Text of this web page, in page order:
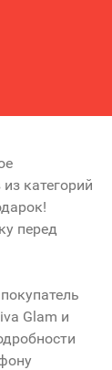
категорий
перед
Glam и